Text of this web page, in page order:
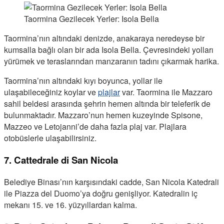
Taormina Gezilecek Yerler: Isola Bella
Taormina’nın altındaki denizde, anakaraya neredeyse bir
kumsalla bağlı olan bir ada Isola Bella. Çevresindeki yolları
yürümek ve teraslarından manzaranın tadını çıkarmak harika.
Taormina’nın altındaki kıyı boyunca, yollar ile
ulaşabileceğiniz koylar veplajlarvar. Taormina ile Mazzaro
sahil beldesi arasında şehrin hemen altında bir teleferik de
bulunmaktadır. Mazzaro’nun hemen kuzeyinde Spisone,
Mazzeo ve Letojanni’de daha fazla plaj var. Plajlara
otobüslerle ulaşabilirsiniz.
7. Cattedrale di San Nicola
Belediye Binası’nın karşısındaki cadde, San Nicola Katedrali
ile Piazza del Duomo’ya doğru genişliyor. Katedralin iç
mekanı 15. ve 16. yüzyıllardan kalma.